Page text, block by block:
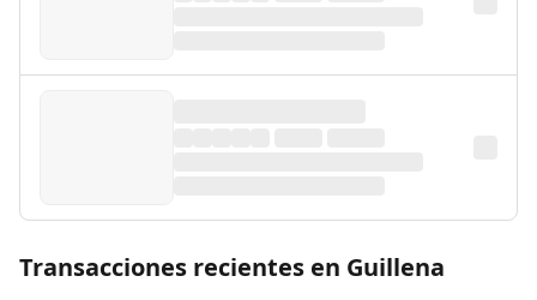
Transacciones recientes en Guillena